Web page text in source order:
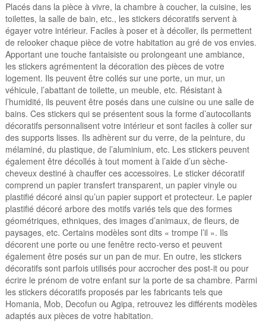
Placés dans la pièce à vivre, la chambre à coucher, la cuisine, les
toilettes, la salle de bain, etc., les stickers décoratifs servent à
égayer votre intérieur. Faciles à poser et à décoller, ils permettent
de relooker chaque pièce de votre habitation au gré de vos envies.
Apportant une touche fantaisiste ou prolongeant une ambiance,
les stickers agrémentent la décoration des pièces de votre
logement. Ils peuvent être collés sur une porte, un mur, un
véhicule, l’abattant de toilette, un meuble, etc. Résistant à
l’humidité, ils peuvent être posés dans une cuisine ou une salle de
bains. Ces stickers qui se présentent sous la forme d’autocollants
décoratifs personnalisent votre intérieur et sont faciles à coller sur
des supports lisses. Ils adhèrent sur du verre, de la peinture, du
mélaminé, du plastique, de l’aluminium, etc. Les stickers peuvent
également être décollés à tout moment à l’aide d’un sèche-
cheveux destiné à chauffer ces accessoires. Le sticker décoratif
comprend un papier transfert transparent, un papier vinyle ou
plastifié décoré ainsi qu’un papier support et protecteur. Le papier
plastifié décoré arbore des motifs variés tels que des formes
géométriques, ethniques, des images d’animaux, de fleurs, de
paysages, etc. Certains modèles sont dits « trompe l’il ». Ils
décorent une porte ou une fenêtre recto-verso et peuvent
également être posés sur un pan de mur. En outre, les stickers
décoratifs sont parfois utilisés pour accrocher des post-it ou pour
écrire le prénom de votre enfant sur la porte de sa chambre. Parmi
les stickers décoratifs proposés par les fabricants tels que
Homania, Mob, Decofun ou Agipa, retrouvez les différents modèles
adaptés aux pièces de votre habitation.